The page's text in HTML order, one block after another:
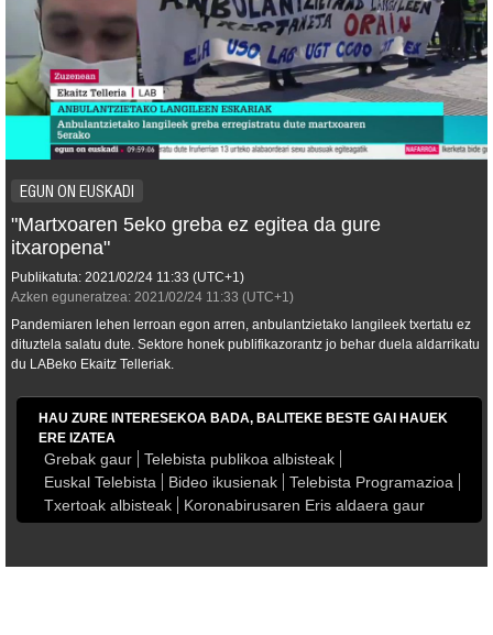
EGUN ON EUSKADI
"Martxoaren 5eko greba ez egitea da gure
itxaropena"
Publikatuta: 2021/02/24 11:33 (UTC+1)
Azken eguneratzea: 2021/02/24 11:33 (UTC+1)
Pandemiaren lehen lerroan egon arren, anbulantzietako langileek txertatu ez
dituztela salatu dute. Sektore honek publifikazorantz jo behar duela aldarrikatu
du LABeko Ekaitz Telleriak.
HAU ZURE INTERESEKOA BADA, BALITEKE BESTE GAI HAUEK
ERE IZATEA
Grebak gaur
Telebista publikoa albisteak
Euskal Telebista
Bideo ikusienak
Telebista Programazioa
Txertoak albisteak
Koronabirusaren Eris aldaera gaur